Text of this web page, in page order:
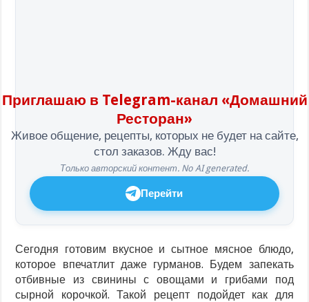
Приглашаю в Telegram-канал «Домашний
Ресторан»
Живое общение, рецепты, которых не будет на сайте,
стол заказов. Жду вас!
Только авторский контент. No AI generated.
Перейти
Сегодня готовим вкусное и сытное мясное блюдо,
которое впечатлит даже гурманов. Будем запекать
отбивные из свинины с овощами и грибами под
сырной корочкой. Такой рецепт подойдет как для